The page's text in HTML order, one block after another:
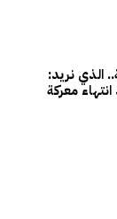
الذي نريد:
معركة